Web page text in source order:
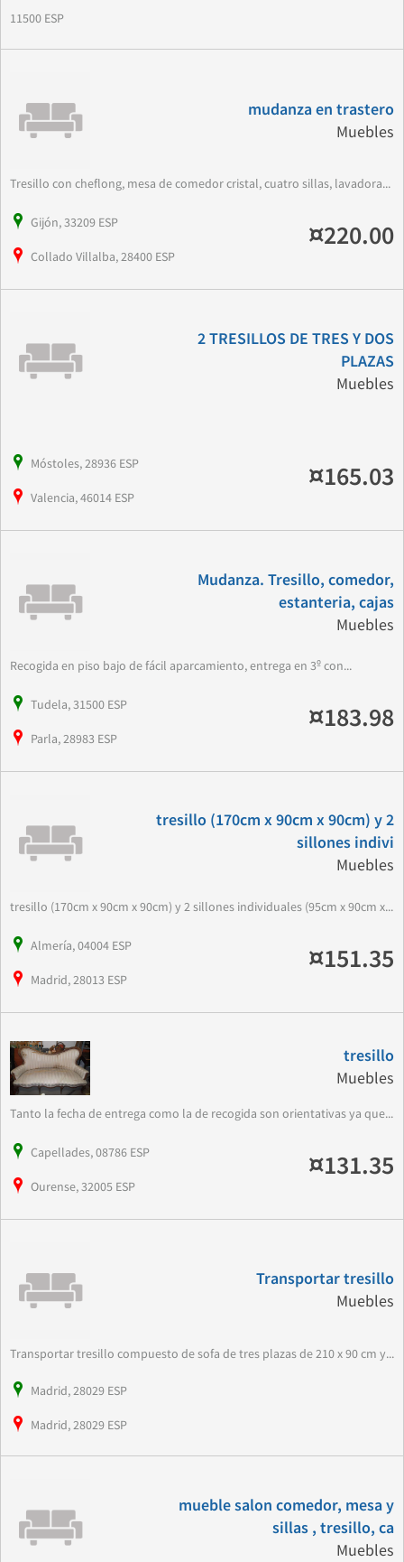
11500 ESP
mudanza en trastero
Muebles
Tresillo con cheflong, mesa de comedor cristal, cuatro sillas, lavadora...
Gijón, 33209 ESP
Collado Villalba, 28400 ESP
¤220.00
2 TRESILLOS DE TRES Y DOS
PLAZAS
Muebles
Móstoles, 28936 ESP
Valencia, 46014 ESP
¤165.03
Mudanza. Tresillo, comedor,
estanteria, cajas
Muebles
Recogida en piso bajo de fácil aparcamiento, entrega en 3º con...
Tudela, 31500 ESP
Parla, 28983 ESP
¤183.98
tresillo (170cm x 90cm x 90cm) y 2
sillones indivi
Muebles
tresillo (170cm x 90cm x 90cm) y 2 sillones individuales (95cm x 90cm x...
Almería, 04004 ESP
Madrid, 28013 ESP
¤151.35
tresillo
Muebles
Tanto la fecha de entrega como la de recogida son orientativas ya que...
Capellades, 08786 ESP
Ourense, 32005 ESP
¤131.35
Transportar tresillo
Muebles
Transportar tresillo compuesto de sofa de tres plazas de 210 x 90 cm y...
Madrid, 28029 ESP
Madrid, 28029 ESP
mueble salon comedor, mesa y
sillas , tresillo, ca
Muebles